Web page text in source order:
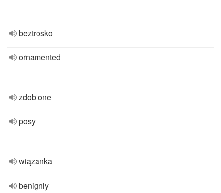
beztrosko
ornamented
zdobione
posy
wiązanka
benignly